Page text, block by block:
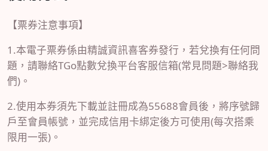
【票券注意事項】
1.本電子票券係由精誠資訊喜客券發行，若兌換有任何問
題，請聯絡TGo點數兌換平台客服信箱(常見問題>聯絡我
們)。
2.使用本券須先下載並註冊成為55688會員後，將序號歸
戶至會員帳號，並完成信用卡綁定後方可使用(每次搭乘
限用一張)。